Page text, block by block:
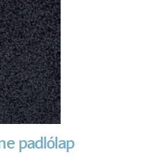
padlólap